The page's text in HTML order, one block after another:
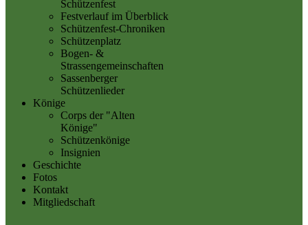
Schützenfest
Festverlauf im Überblick
Schützenfest-Chroniken
Schützenplatz
Bogen- &
Strassengemeinschaften
Sassenberger
Schützenlieder
Könige
Corps der "Alten
Könige"
Schützenkönige
Insignien
Geschichte
Fotos
Kontakt
Mitgliedschaft